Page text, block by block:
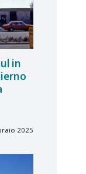
in
2025